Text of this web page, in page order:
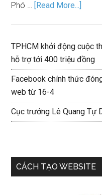
Phó … [Read More...]
TPHCM khởi động cuộc
hỗ trợ tới 400 triệu đồng
Facebook chính thức
web từ 16-4
Cục trưởng Lê Quang Tự
CÁCH TẠO WEBSITE